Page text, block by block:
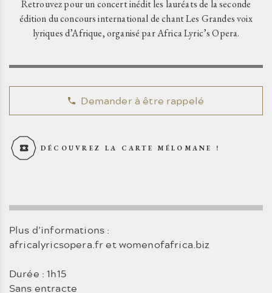
Retrouvez pour un concert inédit les lauréats de la seconde
édition du concours international de chant Les Grandes voix
lyriques d’Afrique, organisé par Africa Lyric’s Opera.
Demander à être rappelé
DÉCOUVREZ LA CARTE MÉLOMANE !
Plus d’informations :
africalyricsopera.fr et womenofafrica.biz
Durée : 1h15
Sans entracte